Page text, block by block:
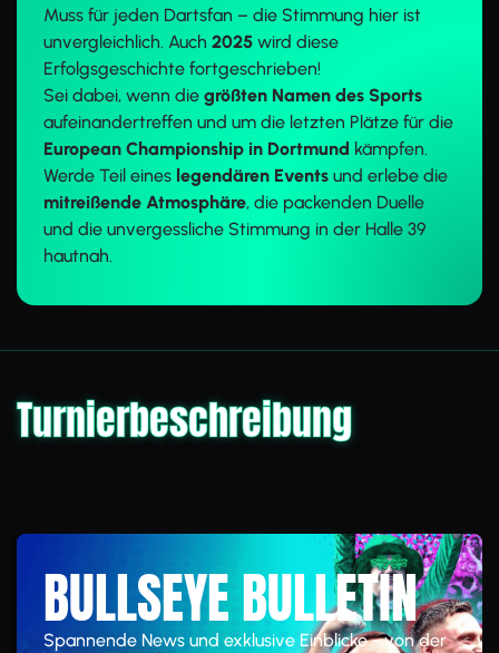
Muss für jeden Dartsfan – die Stimmung hier ist
unvergleichlich. Auch 2025 wird diese
Erfolgsgeschichte fortgeschrieben!
Sei dabei, wenn die größten Namen des Sports
aufeinandertreffen und um die letzten Plätze für die
European Championship in Dortmund kämpfen.
Werde Teil eines legendären Events und erlebe die
mitreißende Atmosphäre, die packenden Duelle
und die unvergessliche Stimmung in der Halle 39
hautnah.
Turnierbeschreibung
BULLSEYE BULLETIN
Spannende News und exklusive Einblicke - von der